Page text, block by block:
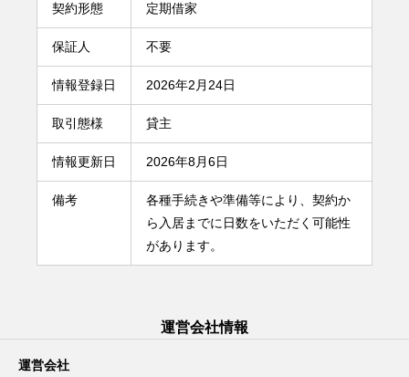
契約形態 定期借家
保証人 不要
情報登録日 2026年2月24日
取引態様 貸主
情報更新日 2026年8月6日
備考
各種手続きや準備等により、契約か
ら入居までに日数をいただく可能性
があります。
運営会社情報
運営会社